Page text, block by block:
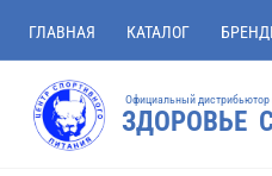
ГЛАВНАЯ КАТАЛОГ
Официальный дистрибьютор
ЗДОРОВЬЕ